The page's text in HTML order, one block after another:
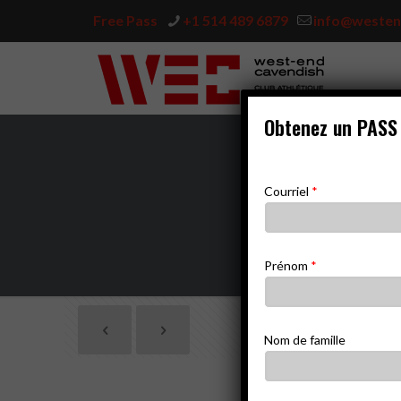
Free Pass +1 514 489 6879
Cours de danse
Obtenez un PASS
Courriel *
Prénom *
Nom de famille